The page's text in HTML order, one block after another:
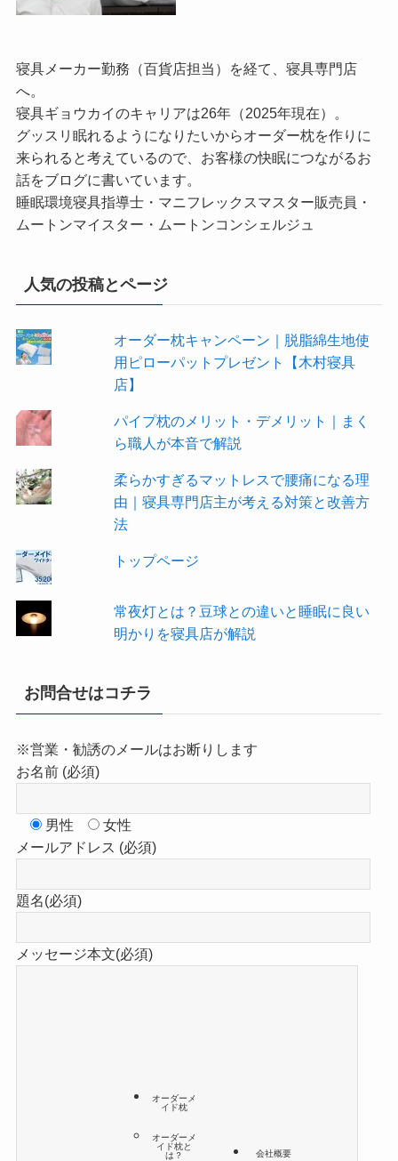
寝具メーカー勤務（百貨店担当）を経て、寝具専門店
へ。
寝具ギョウカイのキャリアは26年（2025年現在）。
グッスリ眠れるようになりたいからオーダー枕を作りに
来られると考えているので、お客様の快眠につながるお
話をブログに書いています。
睡眠環境寝具指導士・マニフレックスマスター販売員・
ムートンマイスター・ムートンコンシェルジュ
人気の投稿とページ
オーダー枕キャンペーン｜脱脂綿生地使
用ピローパットプレゼント【木村寝具
店】
パイプ枕のメリット・デメリット｜まく
ら職人が本音で解説
柔らかすぎるマットレスで腰痛になる理
由｜寝具専門店主が考える対策と改善方
法
トップページ
常夜灯とは？豆球との違いと睡眠に良い
明かりを寝具店が解説
お問合せはコチラ
※営業・勧誘のメールはお断りします
お名前 (必須)
男性
女性
メールアドレス (必須)
題名(必須)
メッセージ本文(必須)
オーダーメ
イド枕
オーダーメ
イド枕と
は？
会社概要